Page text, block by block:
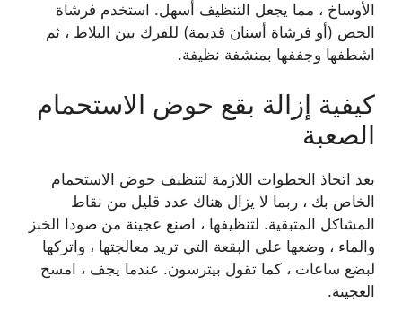
الأوساخ ، مما يجعل التنظيف أسهل. استخدم فرشاة
الجص (أو فرشاة أسنان قديمة) للفرك بين البلاط ، ثم
اشطفها وجففها بمنشفة نظيفة.
كيفية إزالة بقع حوض الاستحمام
الصعبة
بعد اتخاذ الخطوات اللازمة لتنظيف حوض الاستحمام
الخاص بك ، ربما لا يزال هناك عدد قليل من نقاط
المشاكل المتبقية. لتنظيفها ، اصنع عجينة من صودا الخبز
والماء ، وضعها على البقعة التي تريد معالجتها ، واتركها
لبضع ساعات ، كما تقول بيترسون. عندما يجف ، امسح
العجينة.